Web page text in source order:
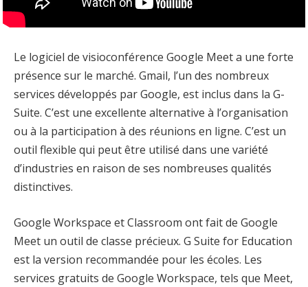
Le logiciel de visioconférence Google Meet a une forte
présence sur le marché. Gmail, l’un des nombreux
services développés par Google, est inclus dans la G-
Suite. C’est une excellente alternative à l’organisation
ou à la participation à des réunions en ligne. C’est un
outil flexible qui peut être utilisé dans une variété
d’industries en raison de ses nombreuses qualités
distinctives.
Google Workspace et Classroom ont fait de Google
Meet un outil de classe précieux. G Suite for Education
est la version recommandée pour les écoles. Les
services gratuits de Google Workspace, tels que Meet,